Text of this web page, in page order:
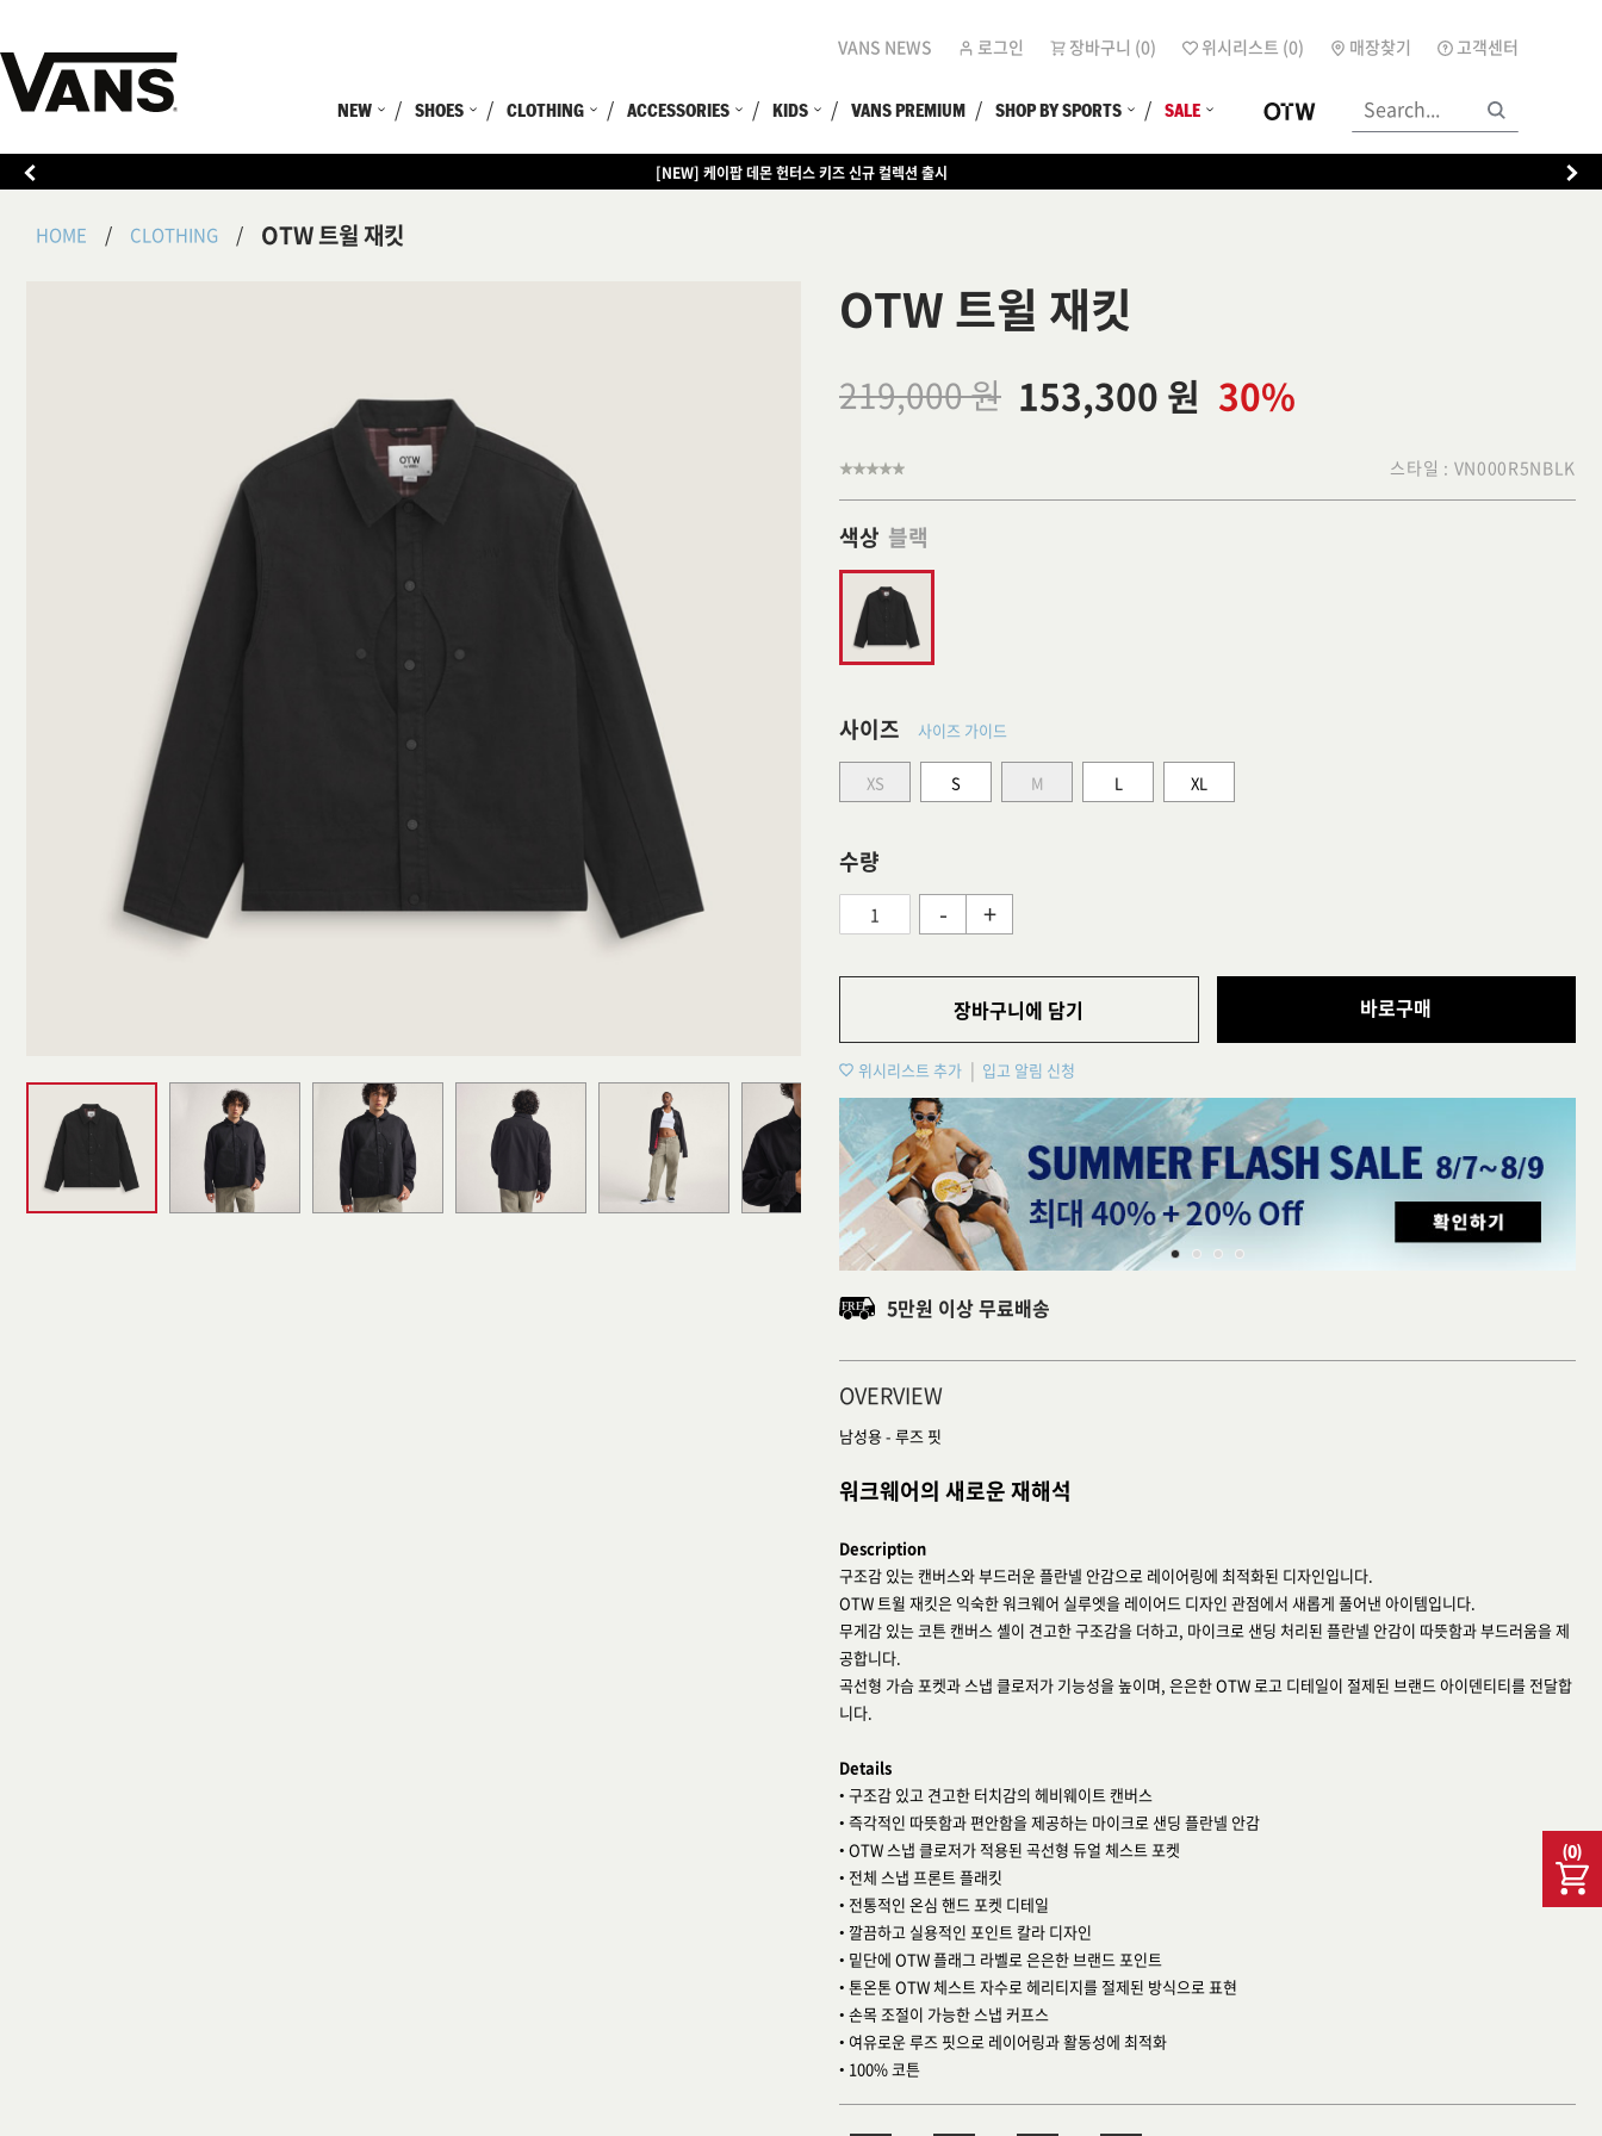
VANS NEWS 로그인 장바구니 (0) 위시리스트 (0) 매장찾기 고객센터
NEW SHOES CLOTHING ACCESSORIES KIDS VANS PREMIUM SHOP BY SPORTS SALE
(0)
[NEW] 케이팝 데몬 헌터스 키즈 신규 컬렉션 출시
[EVENT] 15만원 이상 구매 시 쿨러백 증정
HOME CLOTHING OTW 트윌 재킷
OTW 트윌 재킷
219,000 원 153,300 원 30%
스타일 : VN000R5NBLK
색상 블랙
사이즈 사이즈 가이드
XS S M L XL
수량
- +
장바구니에 담기 바로구매
위시리스트 추가 입고 알림 신청
5만원 이상 무료배송
OVERVIEW
남성용 - 루즈 핏
워크웨어의 새로운 재해석
Description
구조감 있는 캔버스와 부드러운 플란넬 안감으로 레이어링에 최적화된 디자인입니다.
OTW 트윌 재킷은 익숙한 워크웨어 실루엣을 레이어드 디자인 관점에서 새롭게 풀어낸 아이템입니다.
무게감 있는 코튼 캔버스 셸이 견고한 구조감을 더하고, 마이크로 샌딩 처리된 플란넬 안감이 따뜻함과 부드러움을 제
공합니다.
곡선형 가슴 포켓과 스냅 클로저가 기능성을 높이며, 은은한 OTW 로고 디테일이 절제된 브랜드 아이덴티티를 전달합
니다.
Details
• 구조감 있고 견고한 터치감의 헤비웨이트 캔버스
• 즉각적인 따뜻함과 편안함을 제공하는 마이크로 샌딩 플란넬 안감
• OTW 스냅 클로저가 적용된 곡선형 듀얼 체스트 포켓
• 전체 스냅 프론트 플래킷
• 전통적인 온심 핸드 포켓 디테일
• 깔끔하고 실용적인 포인트 칼라 디자인
• 밑단에 OTW 플래그 라벨로 은은한 브랜드 포인트
• 톤온톤 OTW 체스트 자수로 헤리티지를 절제된 방식으로 표현
• 손목 조절이 가능한 스냅 커프스
• 여유로운 루즈 핏으로 레이어링과 활동성에 최적화
• 100% 코튼